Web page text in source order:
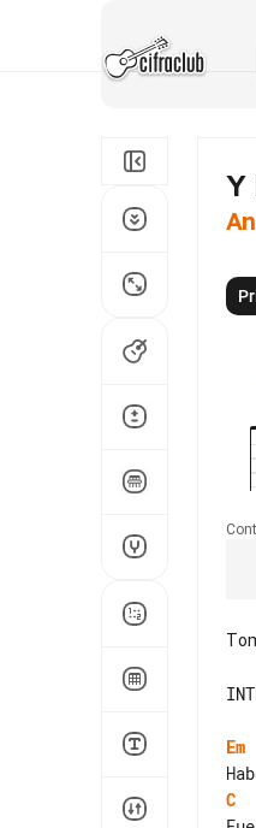
Y
Em
C